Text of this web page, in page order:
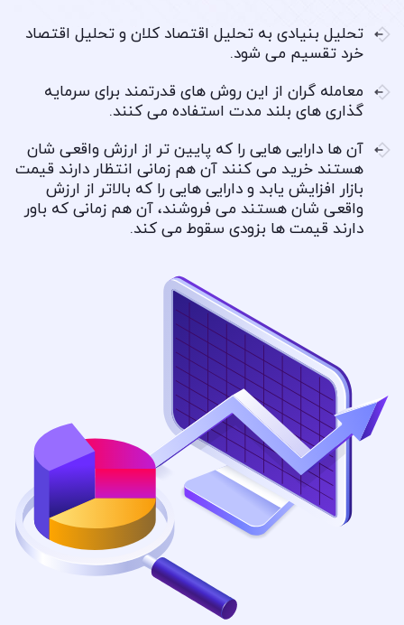
تحلیل بنیادی به تحلیل اقتصاد کلان و تحلیل اقتصاد
خرد تقسیم می شود.
معامله گران از این روش های قدرتمند برای سرمایه
گذاری های بلند مدت استفاده می کنند.
آن ها دارایی هایی را که پایین تر از ارزش واقعی شان
هستند خرید می کنند آن هم زمانی انتظار دارند قیمت
بازار افزایش یابد و دارایی هایی را که بالاتر از ارزش
واقعی شان هستند می فروشند، آن هم زمانی که باور
دارند قیمت ها بزودی سقوط می کند.